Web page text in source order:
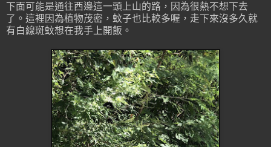
下面可能是通往西邊這一頭上山的路，因為很熱不想下去
了。這裡因為植物茂密，蚊子也比較多喔，走下來沒多久就
有白線斑蚊想在我手上開飯。